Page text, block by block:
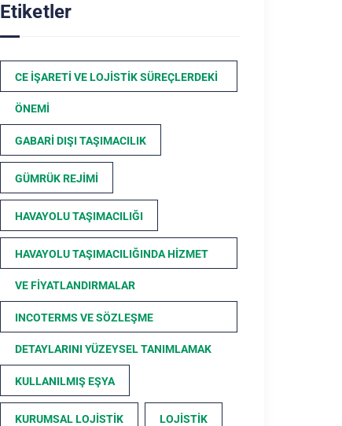
Etiketler
CE İŞARETI VE LOJISTIK SÜREÇLERDEKI
ÖNEMI
GABARI DIŞI TAŞIMACILIK
GÜMRÜK REJIMI
HAVAYOLU TAŞIMACILIĞI
HAVAYOLU TAŞIMACILIĞINDA HIZMET
VE FIYATLANDIRMALAR
INCOTERMS VE SÖZLEŞME
DETAYLARINI YÜZEYSEL TANIMLAMAK
KULLANILMIŞ EŞYA
KURUMSAL LOJISTIK LOJISTIK